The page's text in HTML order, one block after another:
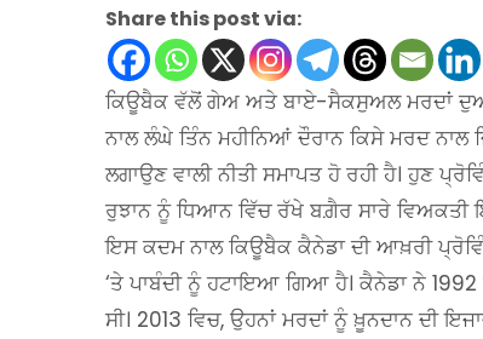
Share this post via:
ਕਿਊਬੈਕ ਵੱਲੋਂ ਗੇਅ ਅਤੇ ਬਾਏ-ਸੈਕਸੁਅਲ ਮਰਦਾਂ
ਨਾਲ ਲੰਘੇ ਤਿੰਨ ਮਹੀਨਿਆਂ ਦੌਰਾਨ ਕਿਸੇ ਮਰਦ
ਲਗਾਉਣ ਵਾਲੀ ਨੀਤੀ ਸਮਾਪਤ ਹੋ ਰਹੀ ਹੈ। ਹੁਣ
ਰੁਝਾਨ ਨੂੰ ਧਿਆਨ ਵਿੱਚ ਰੱਖੇ ਬਗ਼ੈਰ ਸਾਰੇ
ਇਸ ਕਦਮ ਨਾਲ ਕਿਊਬੈਕ ਕੈਨੇਡਾ ਦੀ ਆਖ਼ਰੀ
‘ਤੇ ਪਾਬੰਦੀ ਨੂੰ ਹਟਾਇਆ ਗਿਆ ਹੈ। ਕੈਨੇਡਾ ਨੇ 1992
ਸੀ। 2013 ਵਿਚ, ਉਹਨਾਂ ਮਰਦਾਂ ਨੂੰ ਖ਼ੂਨਦਾਨ ਦੀ